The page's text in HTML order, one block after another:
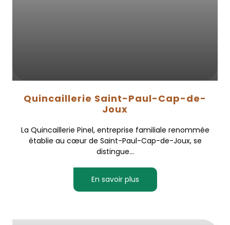
Quincaillerie Saint-Paul-Cap-de-
Joux
La Quincaillerie Pinel, entreprise familiale renommée
établie au cœur de Saint-Paul-Cap-de-Joux, se
distingue...
En savoir plus